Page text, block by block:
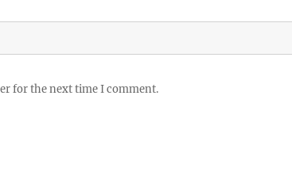
for the next time I comment.